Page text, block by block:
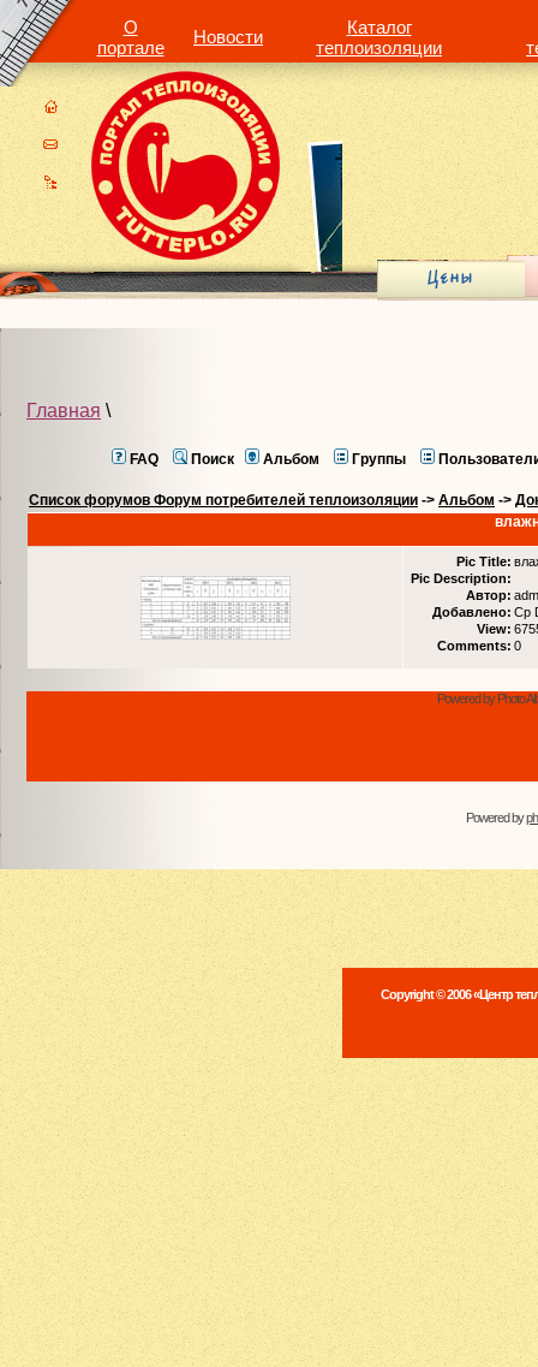
О
портале
Новости
Каталог
теплоизоляции
Главная \
FAQ Поиск Альбом Группы
Список форумов Форум потребителей теплоизоляции -> Альбом ->
Pic Title:
Pic Description:
Автор:
Добавлено: Ср
View:
Comments: 0
Powered by Photo
Powered by
Copyright © 2006 «Центр